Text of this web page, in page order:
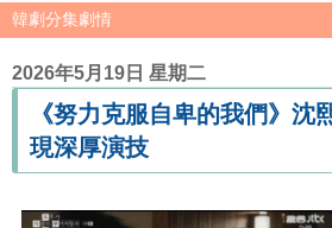
2026年5月19日 星期二
《努力克服自卑的我們》沈
現深厚演技